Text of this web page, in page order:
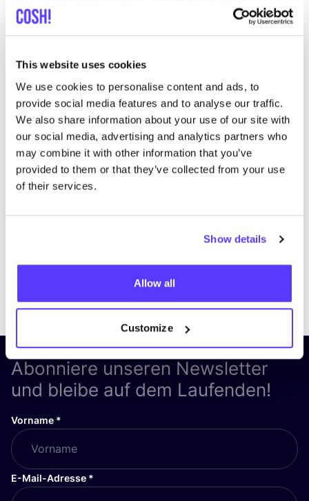
This website uses cookies
We use cookies to personalise content and ads, to
provide social media features and to analyse our traffic.
We also share information about your use of our site with
our social media, advertising and analytics partners who
may combine it with other information that you’ve
provided to them or that they’ve collected from your use
of their services.
Show details
Allow all
Customize
Abonniere unseren Newsletter
und bleibe auf dem Laufenden!
Vorname *
E-Mail-Adresse *